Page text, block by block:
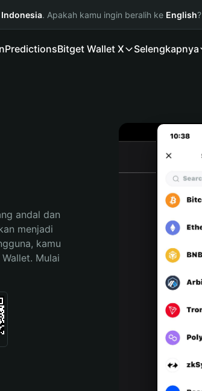
Indonesia. Apakah kamu ingin beralih ke English?
PredictionsBitget Wallet X Selengkapnya
andal dan
menjadi
kamu
Mulai